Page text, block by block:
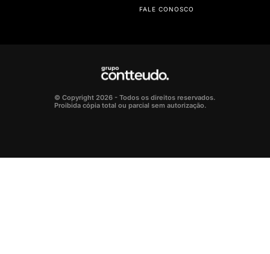
FALE CONOSCO
© Copyright 2026 - Todos os direitos reservados.
Proibida cópia total ou parcial sem autorização.